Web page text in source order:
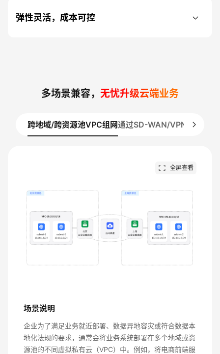
弹性灵活，成本可控
多场景兼容， 无忧升级云端业务
跨地域/跨资源池VPC组网通过SD-WAN/VPN统一访问
全屏查看
场景说明
企业为了满足业务就近部署、数据异地容灾或符合数据本
地化法规的要求，通常会将业务系统部署在多个地域或资
源池的不同虚拟私有云（VPC）中。例如，将电商前端服